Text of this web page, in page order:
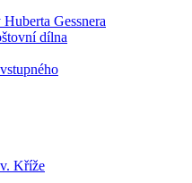
Gessnera
dílna
Kříže